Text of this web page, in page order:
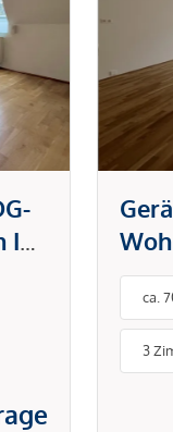
I
ca.
3